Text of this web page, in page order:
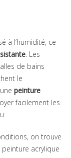
à l’humidité, ce
. Les
de bains
le
peinture
facilement les
on trouve
peinture acrylique